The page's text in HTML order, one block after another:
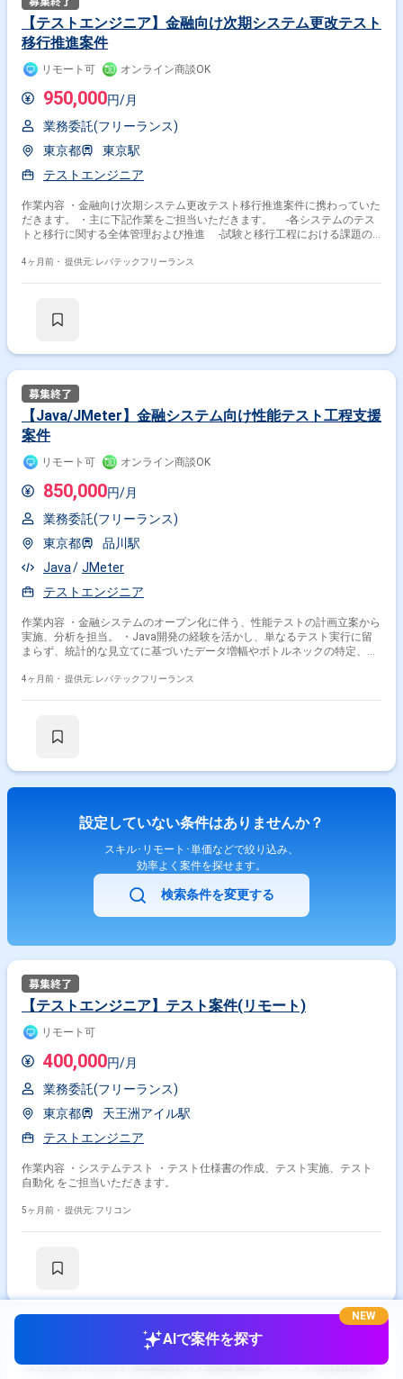
【テストエンジニア】金融向け次期システム更改テスト
移行推進案件
リモート可 オンライン商談OK
950,000円/月
業務委託(フリーランス)
東京都
東京駅
テストエンジニア
作業内容 ・金融向け次期システム更改テスト移行推進案件に携わっていた
だきます。 ・主に下記作業をご担当いただきます。 -各システムのテス
トと移行に関する全体管理および推進 -試験と移行工程における課題の
4ヶ月前・ 提供元: レバテックフリーランス
【Java/JMeter】金融システム向け性能テスト工程支援
案件
リモート可 オンライン商談OK
850,000円/月
業務委託(フリーランス)
東京都
品川駅
Java
JMeter
テストエンジニア
作業内容 ・金融システムのオープン化に伴う、性能テストの計画立案から
実施、分析を担当。 ・Java開発の経験を活かし、単なるテスト実行に留
まらず、統計的な見立てに基づいたデータ増幅やボトルネックの特定、チ
JMeterを用いたシナリオ作成、および試験の実行 -性能測定結果の深い
4ヶ月前・ 提供元: レバテックフリーランス
設定していない条件はありませんか？
スキル･リモート･単価などで絞り込み、
効率よく案件を探せます。
検索条件を変更する
【テストエンジニア】テスト案件(リモート)
リモート可
400,000円/月
業務委託(フリーランス)
東京都
天王洲アイル駅
テストエンジニア
作業内容 ・システムテスト ・テスト仕様書の作成、テスト実施、テスト
自動化 をご担当いただきます。
5ヶ月前・ 提供元: フリコン
【Java/Oracle】製造業向け需給管理システム開発案件
AIで案件を探す
NEW